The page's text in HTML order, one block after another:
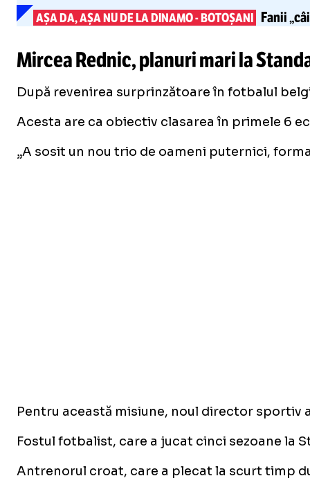
AȘA DA, AȘA NU DE LA DINAMO-BOTOȘANI Fanii
Mircea Rednic, planuri mari la
După revenirea surprinzătoare în fotbalul
Acesta are ca obiectiv clasarea în primele 6
„A sosit un nou trio de oameni puternici,
Pentru această misiune, noul director sportiv
Fostul fotbalist, care a jucat cinci sezoane la
Antrenorul croat, care a plecat la scurt timp